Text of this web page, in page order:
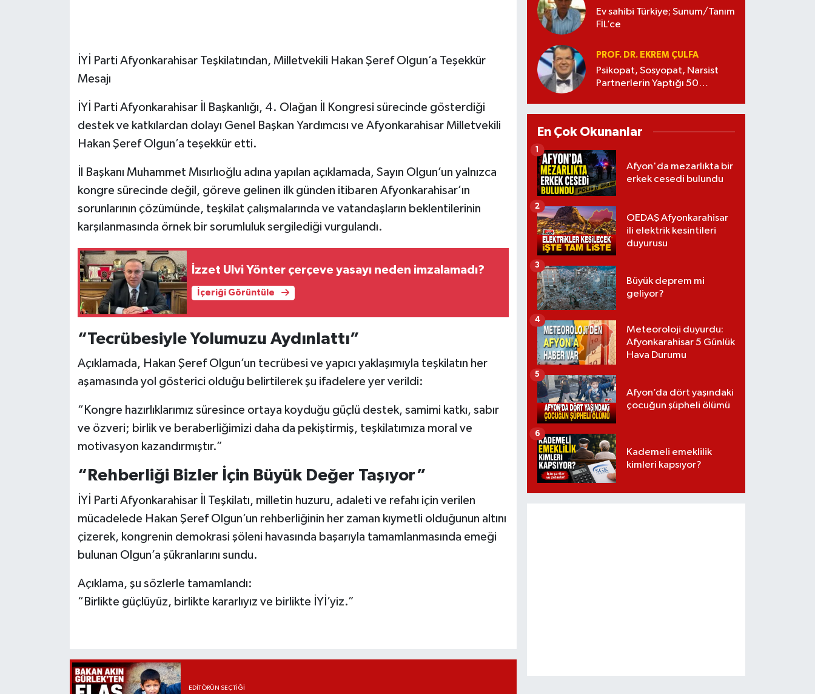
İYİ Parti Afyonkarahisar Teşkilatından, Milletvekili Hakan Şeref Olgun’a Teşekkür
Mesajı
İYİ Parti Afyonkarahisar İl Başkanlığı, 4. Olağan İl Kongresi sürecinde gösterdiği
destek ve katkılardan dolayı Genel Başkan Yardımcısı ve Afyonkarahisar Milletvekili
Hakan Şeref Olgun’a teşekkür etti.
İl Başkanı Muhammet Mısırlıoğlu adına yapılan açıklamada, Sayın Olgun’un yalnızca
kongre sürecinde değil, göreve gelinen ilk günden itibaren Afyonkarahisar’ın
sorunlarının çözümünde, teşkilat çalışmalarında ve vatandaşların beklentilerinin
karşılanmasında örnek bir sorumluluk sergilediği vurgulandı.
İzzet Ulvi Yönter çerçeve yasayı neden imzalamadı?
İçeriği Görüntüle
“Tecrübesiyle Yolumuzu Aydınlattı”
Açıklamada, Hakan Şeref Olgun’un tecrübesi ve yapıcı yaklaşımıyla teşkilatın her
aşamasında yol gösterici olduğu belirtilerek şu ifadelere yer verildi:
“Kongre hazırlıklarımız süresince ortaya koyduğu güçlü destek, samimi katkı, sabır
ve özveri; birlik ve beraberliğimizi daha da pekiştirmiş, teşkilatımıza moral ve
motivasyon kazandırmıştır.”
“Rehberliği Bizler İçin Büyük Değer Taşıyor”
İYİ Parti Afyonkarahisar İl Teşkilatı, milletin huzuru, adaleti ve refahı için verilen
mücadelede Hakan Şeref Olgun’un rehberliğinin her zaman kıymetli olduğunun altını
çizerek, kongrenin demokrasi şöleni havasında başarıyla tamamlanmasında emeği
bulunan Olgun’a şükranlarını sundu.
Açıklama, şu sözlerle tamamlandı:
“Birlikte güçlüyüz, birlikte kararlıyız ve birlikte İYİ’yiz.”
EDITÖRÜN SEÇTIĞI
Ev sahibi Türkiye; Sunum/Tanım
FİL’ce
PROF. DR. EKREM ÇULFA
Psikopat, Sosyopat, Narsist
Partnerlerin Yaptığı 50
En Çok Okunanlar
Afyon'da mezarlıkta bir
erkek cesedi bulundu
1
OEDAŞ Afyonkarahisar
ili elektrik kesintileri
duyurusu
2
Büyük deprem mi
geliyor?
3
Meteoroloji duyurdu:
Afyonkarahisar 5 Günlük
Hava Durumu
4
Afyon’da dört yaşındaki
çocuğun şüpheli ölümü
5
Kademeli emeklilik
kimleri kapsıyor?
6